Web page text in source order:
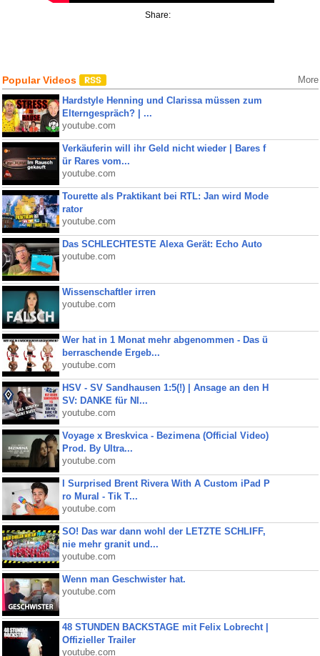
Share:
Popular Videos More
Hardstyle Henning und Clarissa müssen zum
Elterngespräch? | ...
youtube.com
Verkäuferin will ihr Geld nicht wieder | Bares f
ür Rares vom...
youtube.com
Tourette als Praktikant bei RTL: Jan wird Mode
rator
youtube.com
Das SCHLECHTESTE Alexa Gerät: Echo Auto
youtube.com
Wissenschaftler irren
youtube.com
Wer hat in 1 Monat mehr abgenommen - Das ü
berraschende Ergeb...
youtube.com
HSV - SV Sandhausen 1:5(!) | Ansage an den H
SV: DANKE für NI...
youtube.com
Voyage x Breskvica - Bezimena (Official Video)
Prod. By Ultra...
youtube.com
I Surprised Brent Rivera With A Custom iPad P
ro Mural - Tik T...
youtube.com
SO! Das war dann wohl der LETZTE SCHLIFF,
nie mehr granit und...
youtube.com
Wenn man Geschwister hat.
youtube.com
48 STUNDEN BACKSTAGE mit Felix Lobrecht |
Offizieller Trailer
youtube.com